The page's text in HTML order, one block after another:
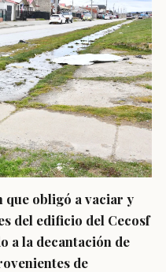
que obligó a vaciar y
del edificio del Cecosf
a la decantación de
de